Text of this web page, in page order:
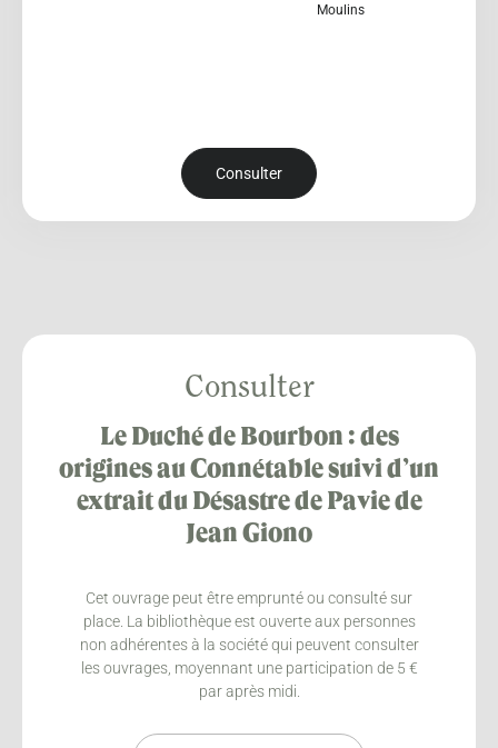
Moulins
Consulter
Consulter
Le Duché de Bourbon : des
origines au Connétable suivi d’un
extrait du Désastre de Pavie de
Jean Giono
Cet ouvrage peut être emprunté ou consulté sur
place. La bibliothèque est ouverte aux personnes
non adhérentes à la société qui peuvent consulter
les ouvrages, moyennant une participation de 5 €
par après midi.